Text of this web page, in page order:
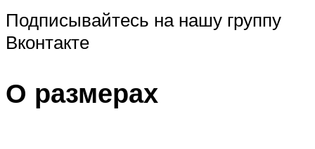
Подписывайтесь на нашу группу
Вконтакте
О размерах